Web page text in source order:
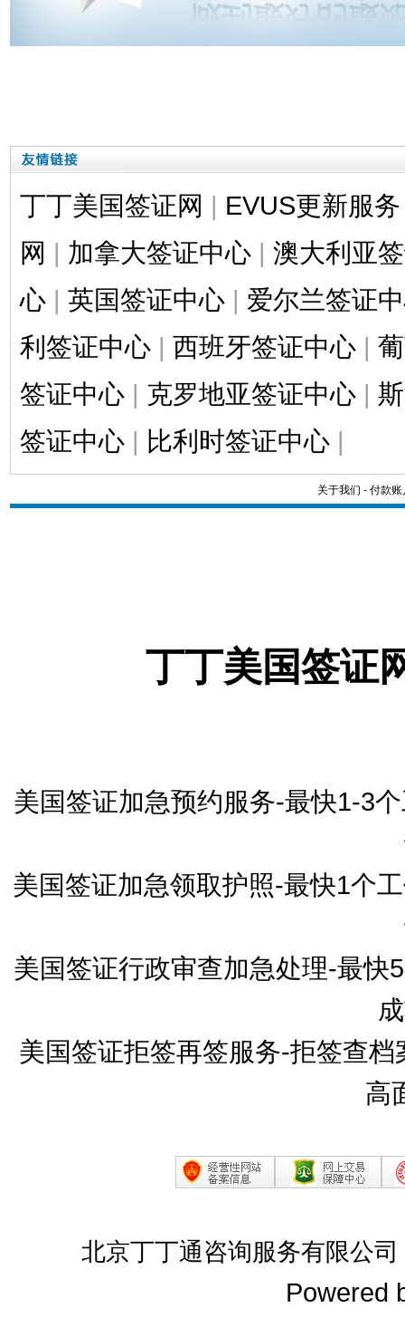
丁丁美国签证网 | EVUS更新服务
网 | 加拿大签证中心 | 澳大利亚
心 | 英国签证中心 | 爱尔兰签证
利签证中心 | 西班牙签证中心 |
签证中心 | 克罗地亚签证中心 |
签证中心 | 比利时签证中心 |
关于我们 - 付款账
丁丁美国签证
美国签证加急预约服务-最快1-3
美国签证加急领取护照-最快1个
美国签证行政审查加急处理-最快
美国签证拒签再签服务-拒签查
高
北京丁丁通咨询服务有限公
Powered